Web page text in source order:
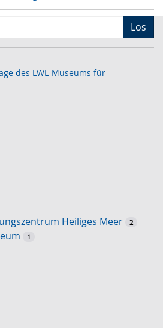
Los
des LWL-Museums für
Heiliges Meer 2
1